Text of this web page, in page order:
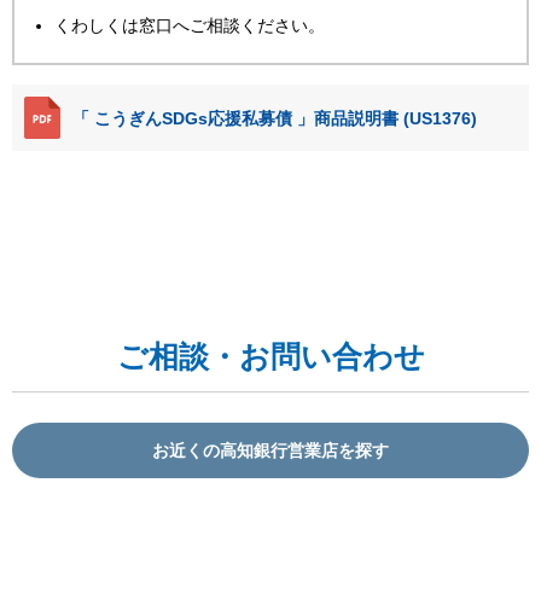
くわしくは窓口へご相談ください。
「 こうぎんSDGs応援私募債 」商品説明書 (US1376)
ご相談・お問い合わせ
お近くの高知銀行営業店を探す